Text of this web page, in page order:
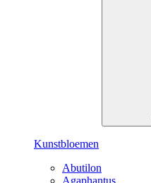
Kunstbloemen
Abutilon
Agaphantus